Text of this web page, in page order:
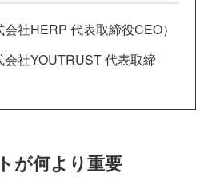
社HERP 代表取締役CEO）
社YOUTRUST 代表取締
が何より重要